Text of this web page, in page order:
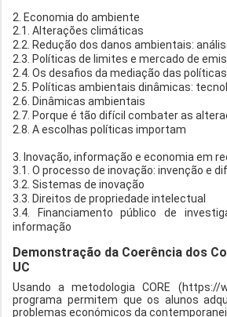
2. Economia do ambiente
2.1. Alterações climáticas
2.2. Redução dos danos ambientais:
2.3. Políticas de limites e mercado de
2.4. Os desafios da mediação das
2.5. Políticas ambientais dinâmicas:
2.6. Dinâmicas ambientais
2.7. Porque é tão difícil combater as
2.8. A escolhas políticas importam
3. Inovação, informação e economia em
3.1. O processo de inovação: invenção e
3.2. Sistemas de inovação
3.3. Direitos de propriedade intelectual
3.4. Financiamento público de
informação
Demonstração da Coerência dos
UC
Usando a metodologia CORE (https://
programa permitem que os alunos
problemas económicos da